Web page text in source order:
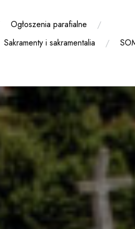
Ogłoszenia parafialne
Sakramenty i sakramentalia